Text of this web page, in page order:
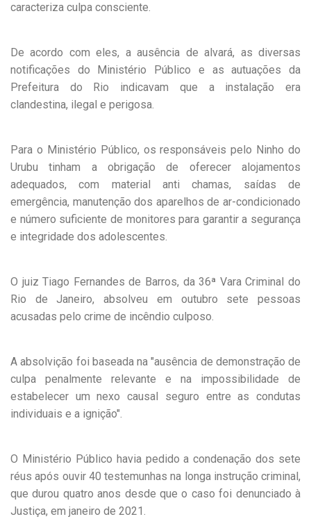
caracteriza culpa consciente.
De acordo com eles, a ausência de alvará, as diversas
notificações do Ministério Público e as autuações da
Prefeitura do Rio indicavam que a instalação era
clandestina, ilegal e perigosa.
Para o Ministério Público, os responsáveis pelo Ninho do
Urubu tinham a obrigação de oferecer alojamentos
adequados, com material anti chamas, saídas de
emergência, manutenção dos aparelhos de ar-condicionado
e número suficiente de monitores para garantir a segurança
e integridade dos adolescentes.
O juiz Tiago Fernandes de Barros, da 36ª Vara Criminal do
Rio de Janeiro, absolveu em outubro sete pessoas
acusadas pelo crime de incêndio culposo.
A absolvição foi baseada na "ausência de demonstração de
culpa penalmente relevante e na impossibilidade de
estabelecer um nexo causal seguro entre as condutas
individuais e a ignição".
O Ministério Público havia pedido a condenação dos sete
réus após ouvir 40 testemunhas na longa instrução criminal,
que durou quatro anos desde que o caso foi denunciado à
Justiça, em janeiro de 2021.